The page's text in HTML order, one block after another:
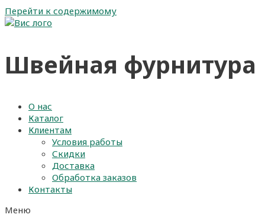
Перейти к содержимому
Швейная фурнитура
О нас
Каталог
Клиентам
Условия работы
Скидки
Доставка
Обработка заказов
Контакты
Меню